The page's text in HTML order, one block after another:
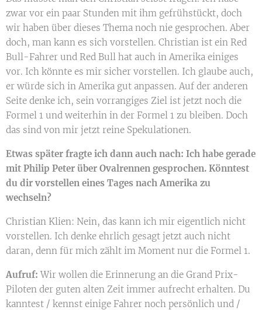
zwar vor ein paar Stunden mit ihm gefrühstückt, doch
wir haben über dieses Thema noch nie gesprochen. Aber
doch, man kann es sich vorstellen. Christian ist ein Red
Bull-Fahrer und Red Bull hat auch in Amerika einiges
vor. Ich könnte es mir sicher vorstellen. Ich glaube auch,
er würde sich in Amerika gut anpassen. Auf der anderen
Seite denke ich, sein vorrangiges Ziel ist jetzt noch die
Formel 1 und weiterhin in der Formel 1 zu bleiben. Doch
das sind von mir jetzt reine Spekulationen.
Etwas später fragte ich dann auch nach: Ich habe gerade
mit Philip Peter über Ovalrennen gesprochen. Könntest
du dir vorstellen eines Tages nach Amerika zu
wechseln?
Christian Klien: Nein, das kann ich mir eigentlich nicht
vorstellen. Ich denke ehrlich gesagt jetzt auch nicht
daran, denn für mich zählt im Moment nur die Formel 1.
Aufruf:Wir wollen die Erinnerung an die Grand Prix-
Piloten der guten alten Zeit immer aufrecht erhalten. Du
kanntest / kennst einige Fahrer noch persönlich und /